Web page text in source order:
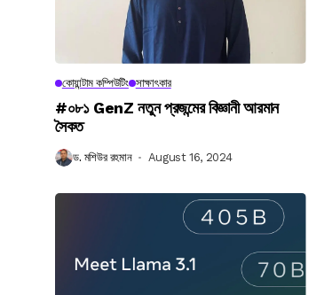
কোয়ান্টাম কম্পিউটিং সাক্ষাৎকার
#০৮১ GenZ নতুন প্রজন্মের বিজ্ঞানী আরমান
সৈকত
ড. মশিউর রহমান August 16, 2024